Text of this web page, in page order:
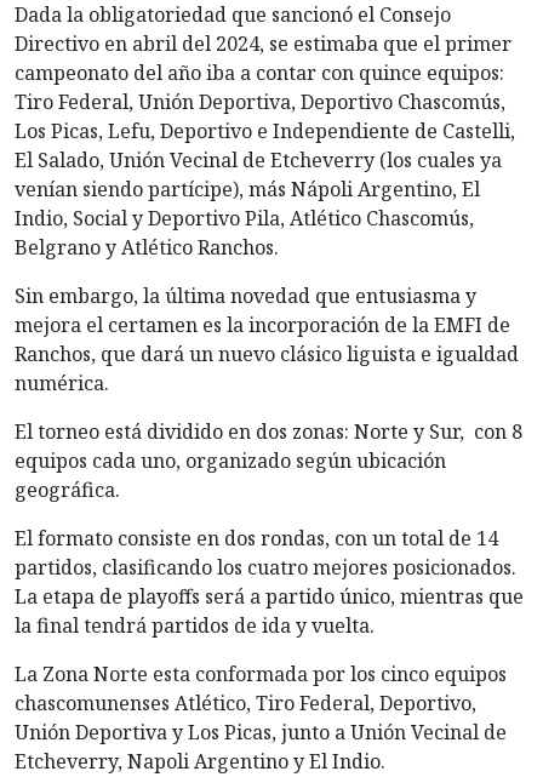
Dadala obligatoriedad que sancionó el Consejo
Directivo en abril del 2024, se estimaba que el primer
campeonato del año iba a contar con quince equipos:
Tiro Federal, Unión Deportiva, Deportivo Chascomús,
Los Picas, Lefu, Deportivo e Independiente de Castelli,
El Salado, Unión Vecinal de Etcheverry (los cuales ya
venían siendo partícipe), más Nápoli Argentino, El
Indio, Social y Deportivo Pila, Atlético Chascomús,
Belgrano y Atlético Ranchos.
Sin embargo, la última novedad que entusiasma y
mejora el certamen es la incorporación de la EMFI de
Ranchos, que dará un nuevo clásico liguista e igualdad
numérica.
El torneo está dividido en dos zonas: Norte y Sur, con 8
equipos cada uno, organizado según ubicación
geográfica.
El formato consiste en dos rondas, con un total de 14
partidos, clasificando los cuatro mejores posicionados.
La etapa de playoffs será a partido único, mientras que
la final tendrá partidos de ida y vuelta.
La Zona Norte esta conformada por los cinco equipos
chascomunenses Atlético, Tiro Federal, Deportivo,
Unión Deportiva y Los Picas, junto a Unión Vecinal de
Etcheverry, Napoli Argentino y El Indio.